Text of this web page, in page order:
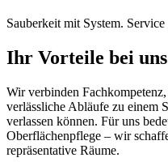
Sauberkeit mit System.
Ihr Vorteile bei uns
Wir verbinden
verlässliche Abläufe zu einem
verlassen können. Für uns
Oberflächenpflege – wir
repräsentative Räume.